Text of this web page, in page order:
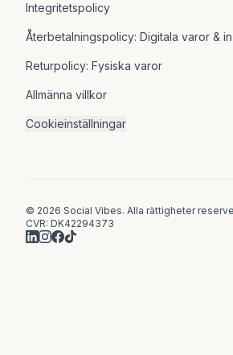
Integritetspolicy
Återbetalningspolicy: Digitala varor &
Returpolicy: Fysiska varor
Allmänna villkor
Cookieinställningar
© 2026 Social Vibes. Alla rättigheter
CVR: DK42294373